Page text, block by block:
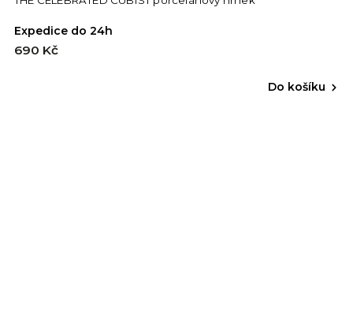
Expedice do 24h
690 Kč
Do košíku